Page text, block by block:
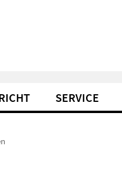
SERVICE